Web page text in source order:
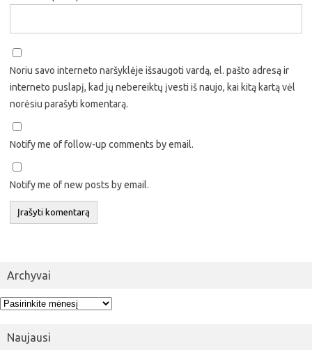
Noriu savo interneto naršyklėje išsaugoti vardą, el. pašto adresą ir
interneto puslapį, kad jų nebereiktų įvesti iš naujo, kai kitą kartą vėl
norėsiu parašyti komentarą.
Notify me of follow-up comments by email.
Notify me of new posts by email.
Archyvai
Archyvai
Naujausi